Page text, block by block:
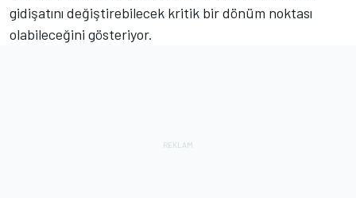
gidişatını değiştirebilecek kritik bir dönüm noktası
olabileceğini gösteriyor.